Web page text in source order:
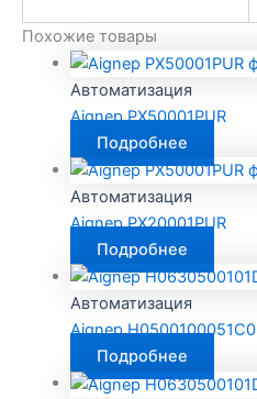
Похожие товары
Автоматизация
Aignep PX50001PUR
Подробнее
Автоматизация
Aignep PX20001PUR
Подробнее
Автоматизация
Aignep H0500100051C0
Подробнее